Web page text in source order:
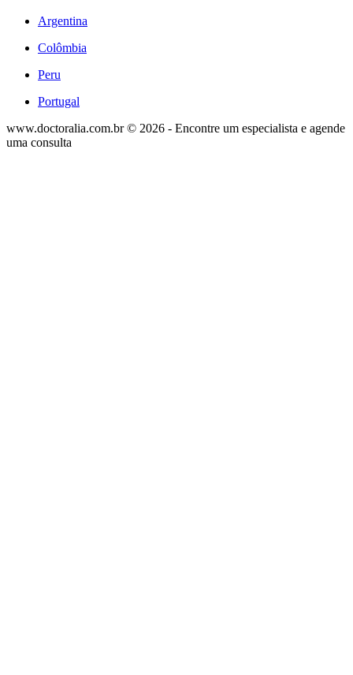
Argentina
Colômbia
Peru
Portugal
www.doctoralia.com.br © 2026 - Encontre um especialista e agende
uma consulta